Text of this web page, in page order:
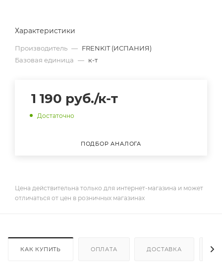
Характеристики
Производитель — FRENKIT (ИСПАНИЯ)
Базовая единица — к-т
1 190 руб./к-т
Достаточно
ПОДБОР АНАЛОГА
Цена действительна только для интернет-магазина и может
отличаться от цен в розничных магазинах
КАК КУПИТЬ ОПЛАТА ДОСТАВКА